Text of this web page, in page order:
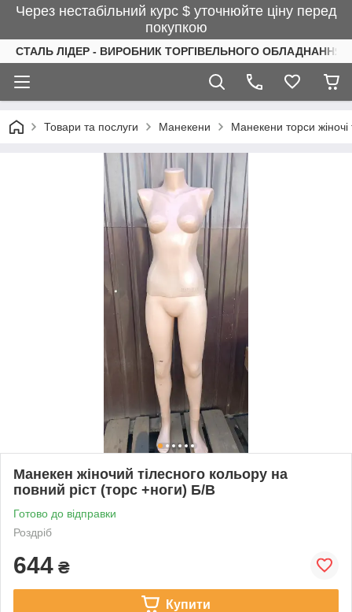
Через нестабільний курс $ уточнюйте ціну перед
покупкою
СТАЛЬ ЛІДЕР - ВИРОБНИК ТОРГІВЕЛЬНОГО ОБЛАДНАННЯ
Товари та послуги Манекени Манекени торси
Манекен жіночий тілесного кольору на
повний ріст (торс +ноги) Б/В
Готово до відправки
Роздріб
644 ₴
Купити